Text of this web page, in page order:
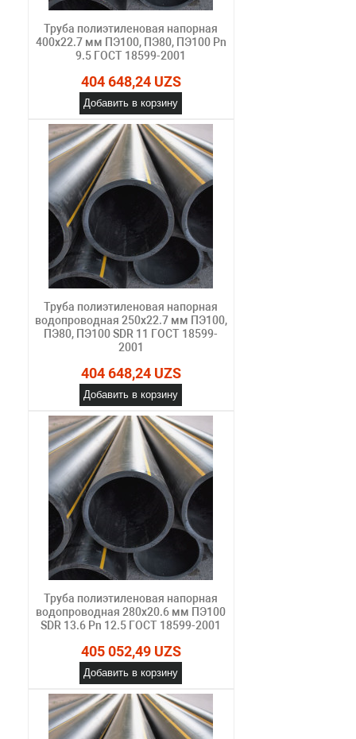
Труба полиэтиленовая напорная
400х22.7 мм ПЭ100, ПЭ80, ПЭ100 Pn
9.5 ГОСТ 18599-2001
404 648,24 UZS
Добавить в корзину
Труба полиэтиленовая напорная
водопроводная 250х22.7 мм ПЭ100,
ПЭ80, ПЭ100 SDR 11 ГОСТ 18599-
2001
404 648,24 UZS
Добавить в корзину
Труба полиэтиленовая напорная
водопроводная 280х20.6 мм ПЭ100
SDR 13.6 Pn 12.5 ГОСТ 18599-2001
405 052,49 UZS
Добавить в корзину